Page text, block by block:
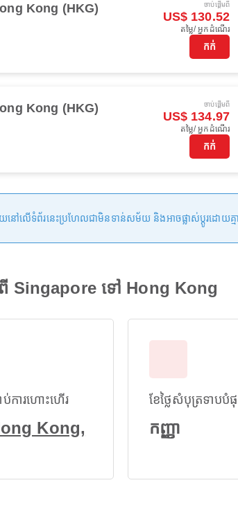
Kong (HKG) ចាប់ផ្ដើមពី
US$ 130.52
តម្លៃ/ អ្នកដំណើរ
កក់
Kong (HKG) ចាប់ផ្ដើមពី
US$ 134.97
តម្លៃ/ អ្នកដំណើរ
កក់
នៅលើទំព័រនេះប្រហែលជាមិនទាន់សម័យ និងអាចផ្លាស់ប្តូរដោយ
Singapore ទៅ Hong Kong
ការហោះហើរ
Kong,
ខែថ្លៃសំបុត្រទាបបំ
កញ្ញា